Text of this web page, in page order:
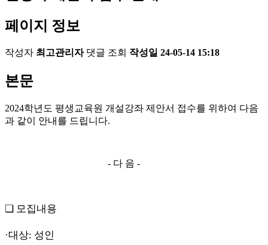
페이지 정보
작성자 최고관리자 댓글 조회 작성일 24-05-14 15:18
본문
2024학년도 평생교육원 개설강좌 제안서 접수를 위하여 다음
과 같이 안내를 드립니다.
- 다 음 -
❏ 모집내용
·대상: 성인